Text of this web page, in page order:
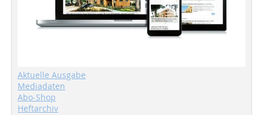
Aktuelle Ausgabe
Mediadaten
Abo-Shop
Heftarchiv